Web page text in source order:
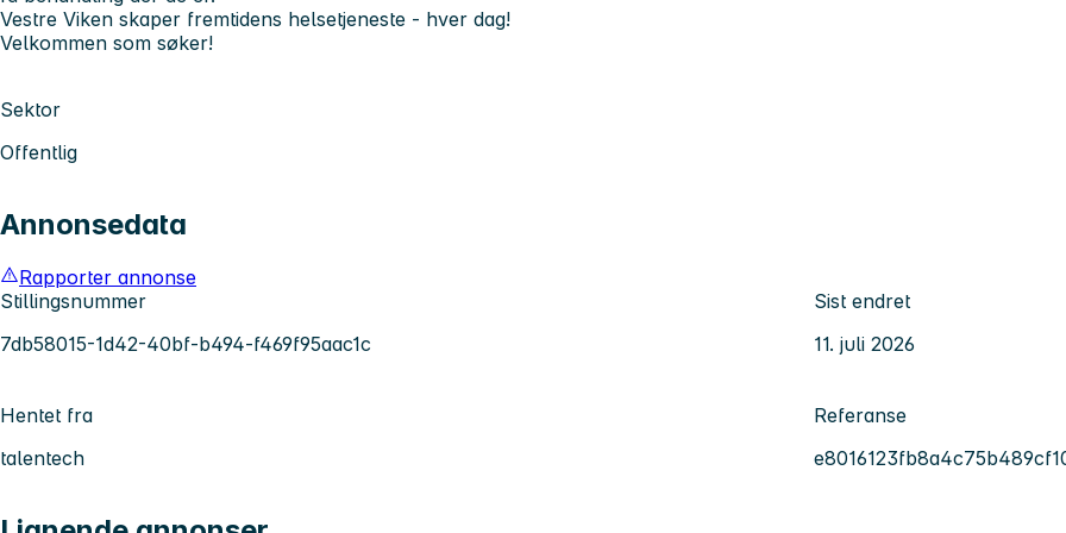
Vestre Viken skaper fremtidens helsetjeneste - hver dag!
Velkommen som søker!
Sektor
Offentlig
Annonsedata
Rapporter annonse
Stillingsnummer
7db58015-1d42-40bf-b494-f469f95aac1c
Sist endret
11. juli 2026
Hentet fra
talentech
Referanse